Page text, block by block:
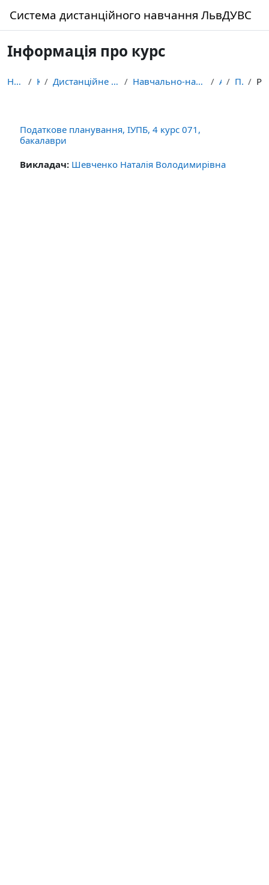
Система дистанційного навчання ЛьвДУВС
Інформація про курс
На головну Курси Дистанційне навчання здобувачів освіти ЛьвДУВС Навчально-науковий інститут управління, психології... Архів Под.План.
Податкове планування, ІУПБ, 4 курс 071,
бакалаври
Викладач: Шевченко Наталія Володимирівна